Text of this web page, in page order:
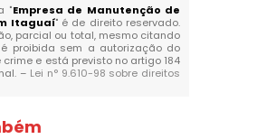
"Empresa de Manutenção de
Itaguaí" é de direito reservado.
parcial ou total, mesmo citando
proibida sem a autorização do
crime e está previsto no artigo 184
– Lei n° 9.610-98 sobre direitos